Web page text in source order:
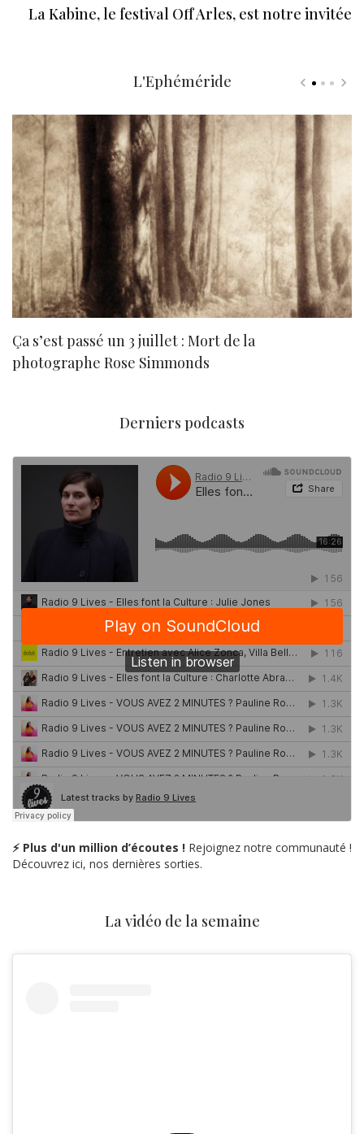
La Kabine, le festival Off Arles, est notre invitée
L'Ephéméride
Ça s’est passé un 3 juillet : Mort de la
photographe Rose Simmonds
Derniers podcasts
⚡ Plus d'un million d’écoutes ! Rejoignez notre communauté !
Découvrez ici, nos dernières sorties.
La vidéo de la semaine